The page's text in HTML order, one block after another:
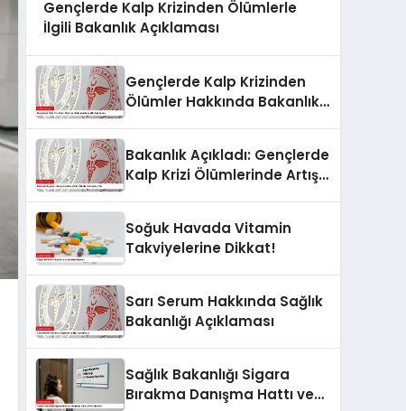
Gençlerde Kalp Krizinden Ölümlerle
İlgili Bakanlık Açıklaması
Gençlerde Kalp Krizinden
Ölümler Hakkında Bakanlık
Bakanlık Açıkladı: Gençlerde
Kalp Krizi Ölümlerinde Artış
Soğuk Havada Vitamin
Takviyelerine Dikkat!
Sarı Serum Hakkında Sağlık
Bakanlığı Açıklaması
Sağlık Bakanlığı Sigara
Bırakma Danışma Hattı ve